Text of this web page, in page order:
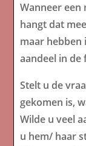
Wanneer een
hangt dat
maar hebben
aandeel in de
Stelt u de
gekomen is,
Wilde u veel
u hem/ haar